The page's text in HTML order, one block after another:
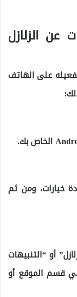
عن الزلازل
على الهاتف
خيارات، ومن ثم
أو “التنبيهات
قسم الموقع أو